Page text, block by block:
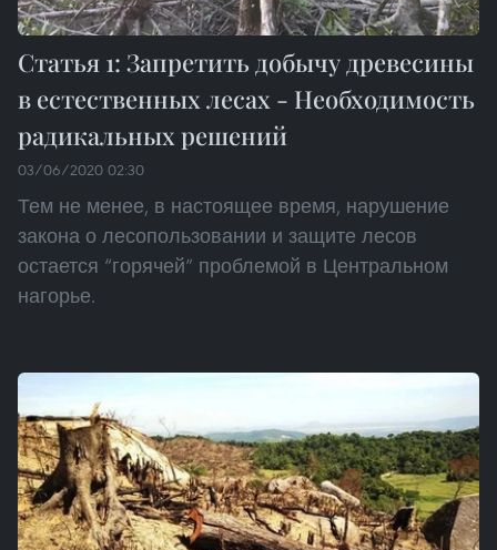
Статья 1: Запретить добычу древесины
в естественных лесах - Необходимость
радикальных решений
03/06/2020 02:30
Тем не менее, в настоящее время, нарушение
закона о лесопользовании и защите лесов
остается “горячей” проблемой в Центральном
нагорье.